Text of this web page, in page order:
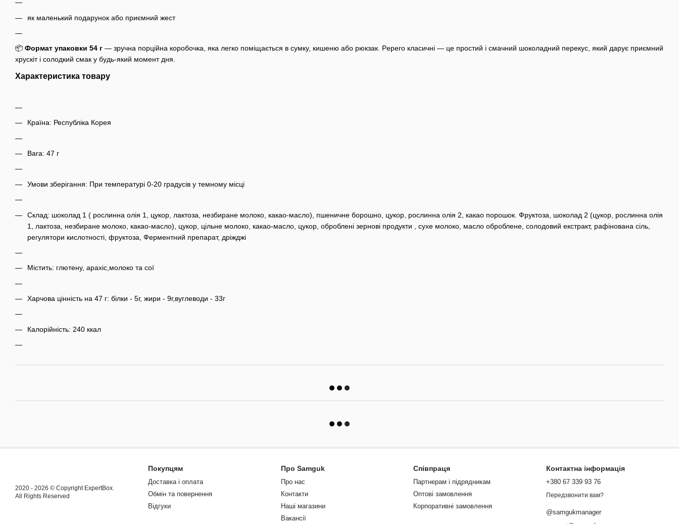
як маленький подарунок або приємний жест
📦 Формат упаковки 54 г — зручна порційна коробочка, яка легко поміщається в сумку, кишеню або рюкзак. Pepero класичні — це простий і смачний шоколадний перекус, який дарує приємний
хрускіт і солодкий смак у будь-який момент дня.
Характеристика товару
Країна: Республіка Корея
Вага: 47 г
Умови зберігання: При температурі 0-20 градусів у темному місці
Склад: шоколад 1 ( рослинна олія 1, цукор, лактоза, незбиране молоко, какао-масло), пшеничне борошно, цукор, рослинна олія 2, какао порошок. Фруктоза, шоколад 2 (цукор, рослинна олія
1, лактоза, незбиране молоко, какао-масло), цукор, цільне молоко, какао-масло, цукор, оброблені зернові продукти , сухе молоко, масло оброблене, солодовий екстракт, рафінована сіль,
регулятори кислотності, фруктоза, Ферментний препарат, дріжджі
Містить: глютену, арахіс,молоко та сої
Харчова цінність на 47 г: білки - 5г, жири - 9г,вуглеводи - 33г
Калорійність: 240 ккал
2020 - 2026 © Copyright ExpertBox.
All Rights Reserved
Покупцям
Доставка і оплата
Обмін та повернення
Відгуки
Про Samguk
Про нас
Контакти
Наші магазини
Вакансії
Співпраця
Партнерам і підрядникам
Оптові замовлення
Корпоративні замовлення
Контактна інформація
+380 67 339 93 76
Передзвонити вам?
@samgukmanager